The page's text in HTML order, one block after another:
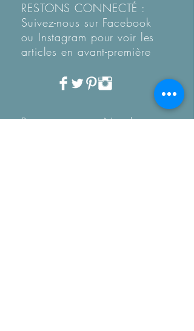
RESTONS CONNECTÉ :
Suivez-nous sur Facebook
ou Instagram pour voir les
articles en avant-première
Recevez notre Newletter